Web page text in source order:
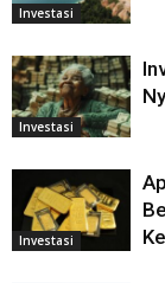
Investasi
Investasi
Investasi